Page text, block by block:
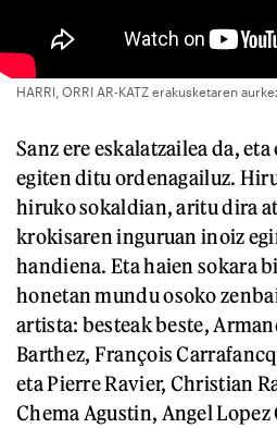
HARRI, ORRI AR-KATZ erakusketaren
Sanz ere eskalatzailea da,
egiten ditu ordenagailuz.
hiruko sokaldian, aritu dira
krokisaren inguruan inoiz
handiena. Eta haien sokara
honetan mundu osoko
artista: besteak beste,
Barthez, François
eta Pierre Ravier, Christian
Chema Agustin, Angel